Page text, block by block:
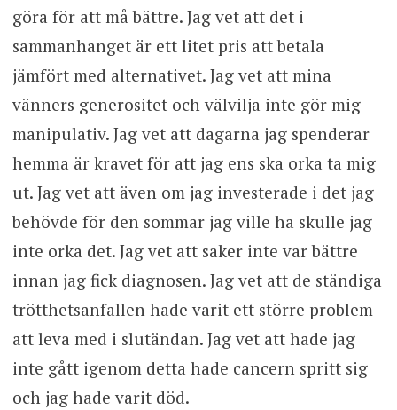
göra för att må bättre. Jag vet att det i
sammanhanget är ett litet pris att betala
jämfört med alternativet. Jag vet att mina
vänners generositet och välvilja inte gör mig
manipulativ. Jag vet att dagarna jag spenderar
hemma är kravet för att jag ens ska orka ta mig
ut. Jag vet att även om jag investerade i det jag
behövde för den sommar jag ville ha skulle jag
inte orka det. Jag vet att saker inte var bättre
innan jag fick diagnosen. Jag vet att de ständiga
trötthetsanfallen hade varit ett större problem
att leva med i slutändan. Jag vet att hade jag
inte gått igenom detta hade cancern spritt sig
och jag hade varit död.